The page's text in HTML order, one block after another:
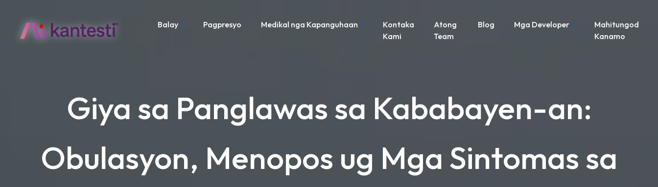
Balay Pagpresyo Medikal nga Kapanguhaan
Kontaka
Kami
Atong
Team
Blog Mga Developer
Mahitungod
Kanamo
Giya sa Panglawas sa Kababayen-an:
Obulasyon, Menopos ug Mga Sintomas sa